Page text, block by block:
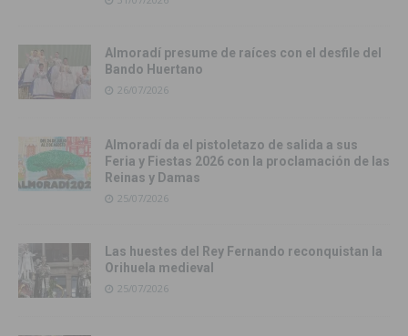
Almoradí presume de raíces con el desfile del
Bando Huertano
26/07/2026
Almoradí da el pistoletazo de salida a sus
Feria y Fiestas 2026 con la proclamación de las
Reinas y Damas
25/07/2026
Las huestes del Rey Fernando reconquistan la
Orihuela medieval
25/07/2026